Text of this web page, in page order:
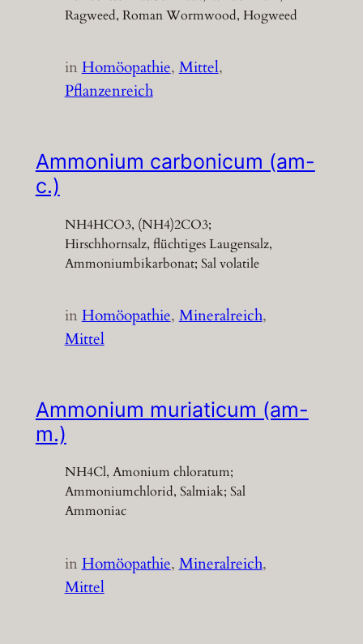
Ragweed, Roman Wormwood, Hogweed
inHomöopathie, Mittel
Pflanzenreich
Ammonium carbonicum (am-
c.)
NH4HCO3, (NH4)2CO3;
Hirschhornsalz, flüchtiges Laugensalz,
Ammoniumbikarbonat; Sal volatile
inHomöopathie, Mineralreich
Mittel
Ammonium muriaticum (am-
m.)
NH4Cl, Amonium chloratum;
Ammoniumchlorid, Salmiak; Sal
Ammoniac
inHomöopathie, Mineralreich
Mittel